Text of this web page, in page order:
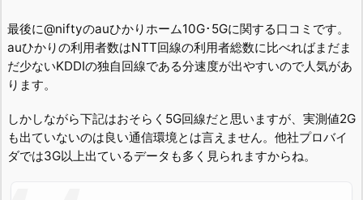
最後に@niftyのauひかりホーム10G･5Gに関する口コミです。
auひかりの利用者数はNTT回線の利用者総数に比べればまだま
だ少ないKDDIの独自回線である分速度が出やすいので人気があ
ります。
しかしながら下記はおそらく5G回線だと思いますが、実測値2G
も出ていないのは良い通信環境とは言えません。他社プロバイ
ダでは3G以上出ているデータも多く見られますからね。